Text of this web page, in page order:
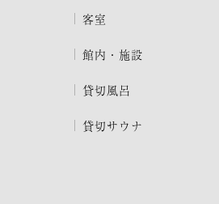
客室
館内・施設
貸切風呂
貸切サウナ